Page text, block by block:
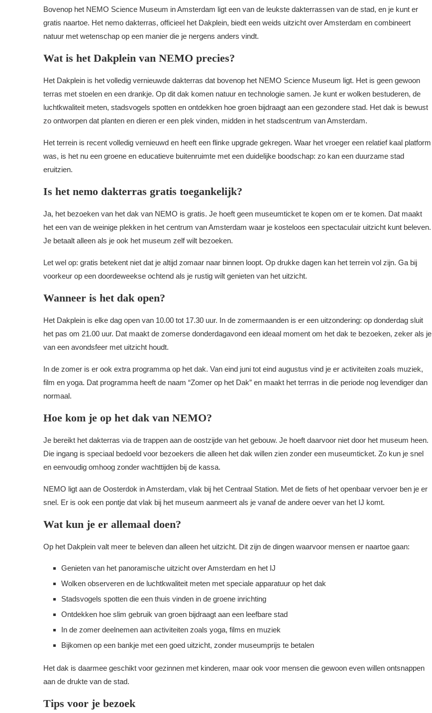
Bovenop het NEMO Science Museum in Amsterdam ligt een van de leukste dakterrassen van de stad, en je kunt er
gratis naartoe. Het nemo dakterras, officieel het Dakplein, biedt een weids uitzicht over Amsterdam en combineert
natuur met wetenschap op een manier die je nergens anders vindt.
Wat is het Dakplein van NEMO precies?
Het Dakplein is het volledig vernieuwde dakterras dat bovenop het NEMO Science Museum ligt. Het is geen gewoon
terras met stoelen en een drankje. Op dit dak komen natuur en technologie samen. Je kunt er wolken bestuderen, de
luchtkwaliteit meten, stadsvogels spotten en ontdekken hoe groen bijdraagt aan een gezondere stad. Het dak is bewust
zo ontworpen dat planten en dieren er een plek vinden, midden in het stadscentrum van Amsterdam.
Het terrein is recent volledig vernieuwd en heeft een flinke upgrade gekregen. Waar het vroeger een relatief kaal platform
was, is het nu een groene en educatieve buitenruimte met een duidelijke boodschap: zo kan een duurzame stad
eruitzien.
Is het nemo dakterras gratis toegankelijk?
Ja, het bezoeken van het dak van NEMO is gratis. Je hoeft geen museumticket te kopen om er te komen. Dat maakt
het een van de weinige plekken in het centrum van Amsterdam waar je kosteloos een spectaculair uitzicht kunt beleven.
Je betaalt alleen als je ook het museum zelf wilt bezoeken.
Let wel op: gratis betekent niet dat je altijd zomaar naar binnen loopt. Op drukke dagen kan het terrein vol zijn. Ga bij
voorkeur op een doordeweekse ochtend als je rustig wilt genieten van het uitzicht.
Wanneer is het dak open?
Het Dakplein is elke dag open van 10.00 tot 17.30 uur. In de zomermaanden is er een uitzondering: op donderdag sluit
het pas om 21.00 uur. Dat maakt de zomerse donderdagavond een ideaal moment om het dak te bezoeken, zeker als je
van een avondsfeer met uitzicht houdt.
In de zomer is er ook extra programma op het dak. Van eind juni tot eind augustus vind je er activiteiten zoals muziek,
film en yoga. Dat programma heeft de naam “Zomer op het Dak” en maakt het terrras in die periode nog levendiger dan
normaal.
Hoe kom je op het dak van NEMO?
Je bereikt het dakterras via de trappen aan de oostzijde van het gebouw. Je hoeft daarvoor niet door het museum heen.
Die ingang is speciaal bedoeld voor bezoekers die alleen het dak willen zien zonder een museumticket. Zo kun je snel
en eenvoudig omhoog zonder wachttijden bij de kassa.
NEMO ligt aan de Oosterdok in Amsterdam, vlak bij het Centraal Station. Met de fiets of het openbaar vervoer ben je er
snel. Er is ook een pontje dat vlak bij het museum aanmeert als je vanaf de andere oever van het IJ komt.
Wat kun je er allemaal doen?
Op het Dakplein valt meer te beleven dan alleen het uitzicht. Dit zijn de dingen waarvoor mensen er naartoe gaan:
Genieten van het panoramische uitzicht over Amsterdam en het IJ
Wolken observeren en de luchtkwaliteit meten met speciale apparatuur op het dak
Stadsvogels spotten die een thuis vinden in de groene inrichting
Ontdekken hoe slim gebruik van groen bijdraagt aan een leefbare stad
In de zomer deelnemen aan activiteiten zoals yoga, films en muziek
Bijkomen op een bankje met een goed uitzicht, zonder museumprijs te betalen
Het dak is daarmee geschikt voor gezinnen met kinderen, maar ook voor mensen die gewoon even willen ontsnappen
aan de drukte van de stad.
Tips voor je bezoek